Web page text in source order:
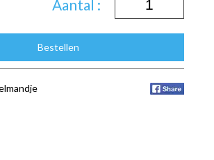
Aantal :
Bestellen